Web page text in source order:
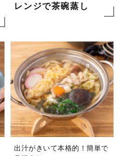
レンジで茶碗蒸し
出汁がきいて本格的！簡単で